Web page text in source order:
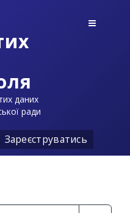
даних
ради
Зареєструватись